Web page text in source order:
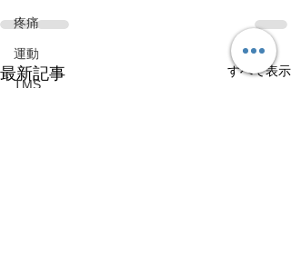
疼痛
運動
TMS
最新記事 すべて表示